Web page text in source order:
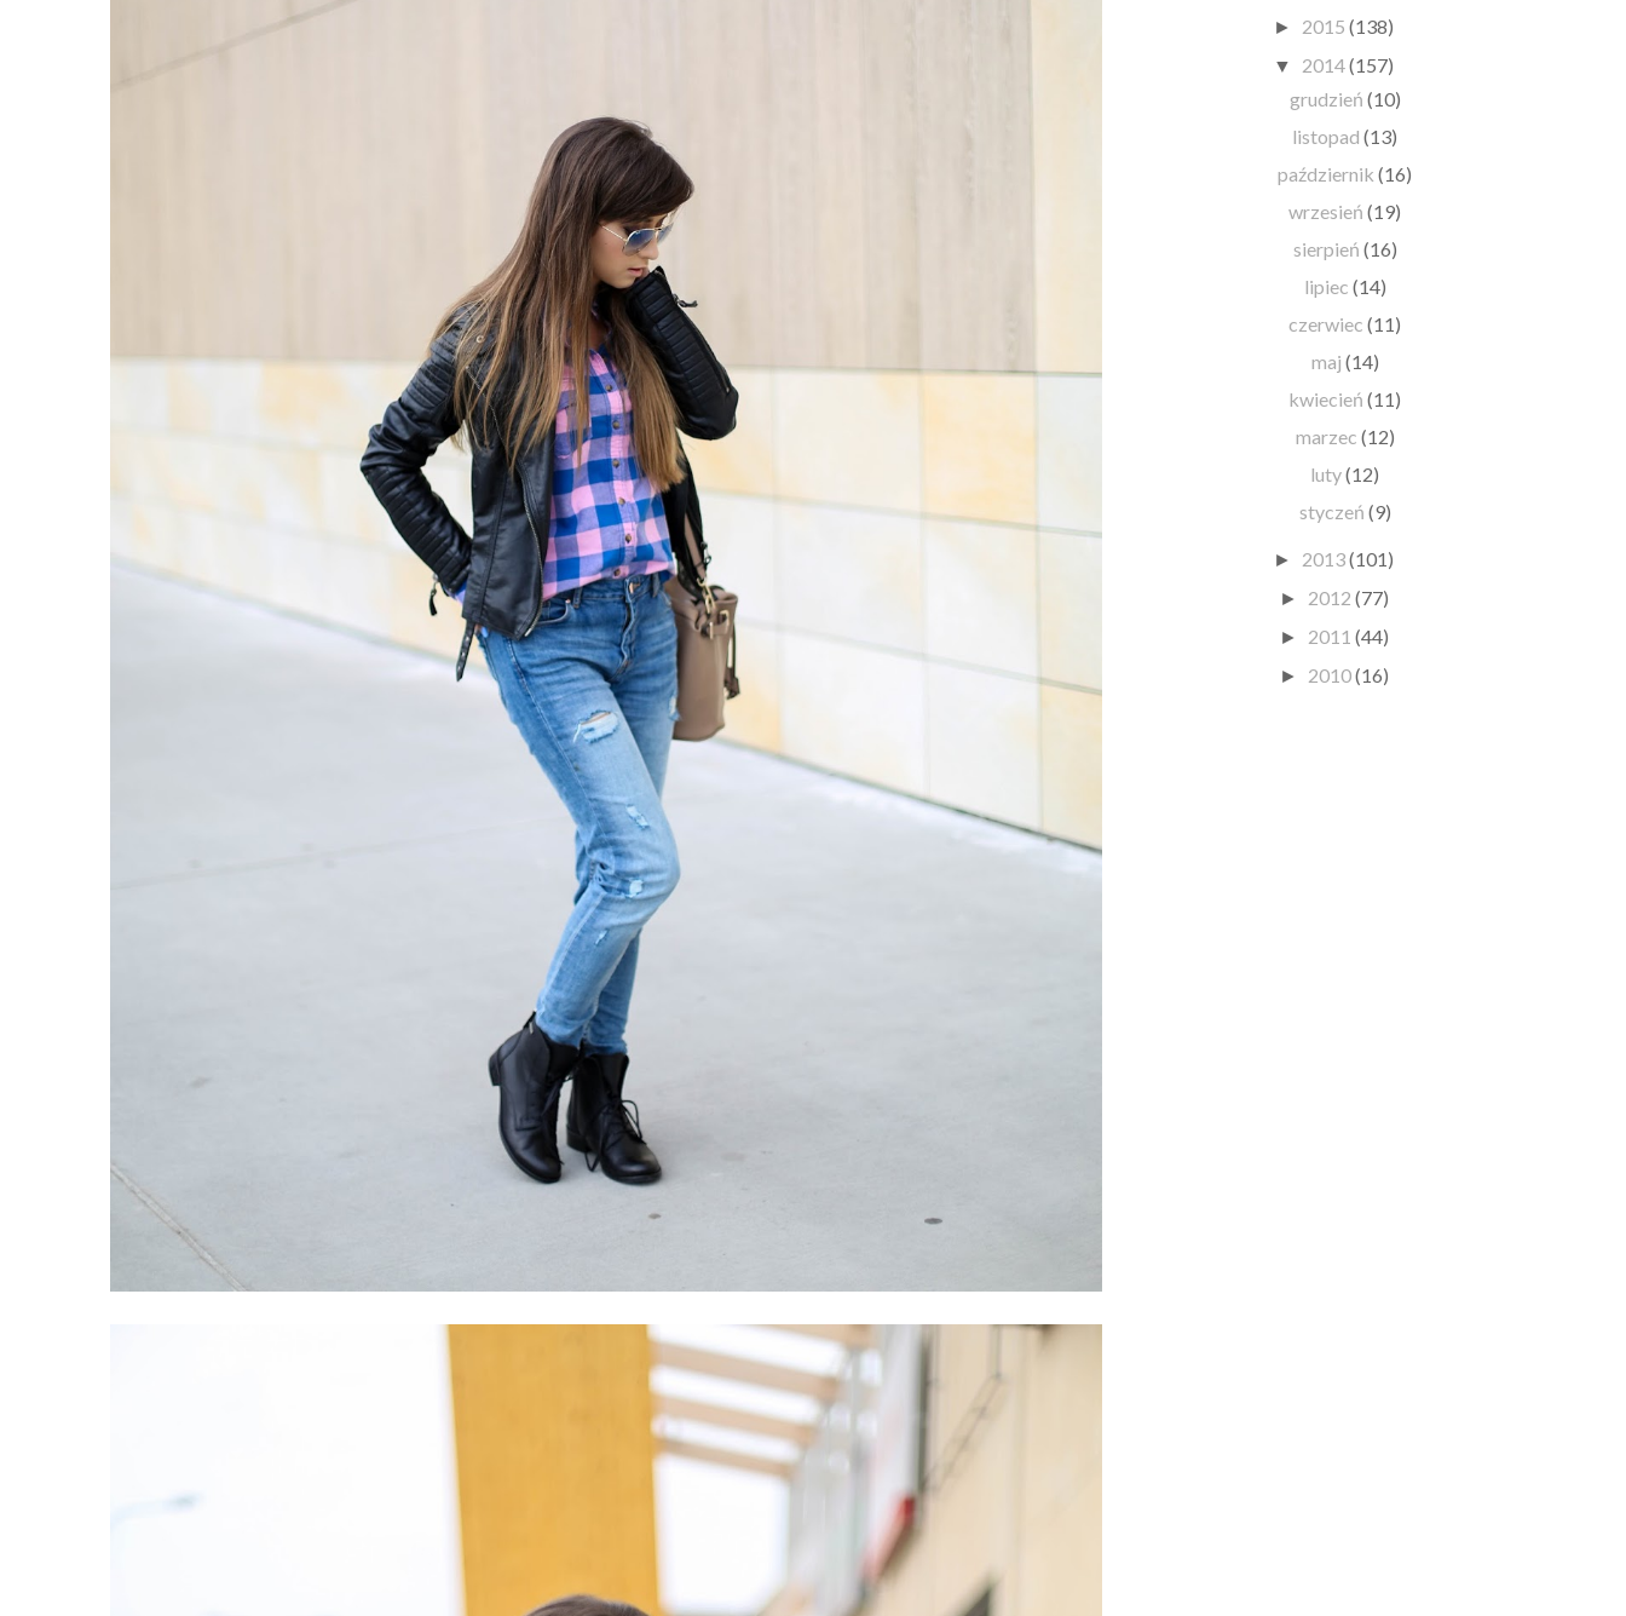
► 2015 (138)
▼ 2014(157)
grudzień (10)
listopad(13)
październik(16)
wrzesień(19)
sierpień (16)
lipiec (14)
czerwiec(11)
maj (14)
kwiecień(11)
marzec (12)
luty(12)
styczeń (9)
► 2013(101)
► 2012 (77)
► 2011 (44)
► 2010(16)